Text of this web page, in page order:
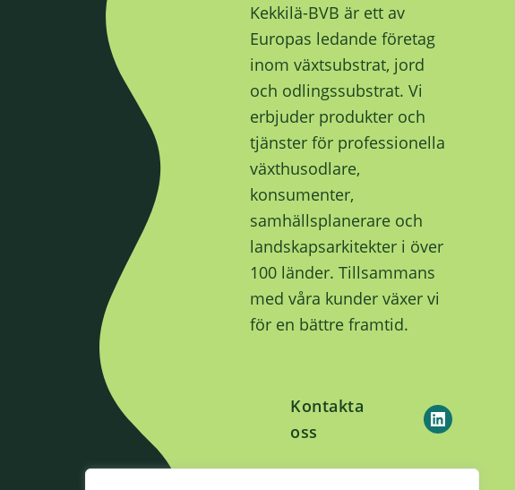
Kekkilä-BVB är ett av
Europas ledande företag
inom växtsubstrat, jord
och odlingssubstrat. Vi
erbjuder produkter och
tjänster för professionella
växthusodlare,
konsumenter,
samhällsplanerare och
landskapsarkitekter i över
100 länder. Tillsammans
med våra kunder växer vi
för en bättre framtid.
Kontakta
oss